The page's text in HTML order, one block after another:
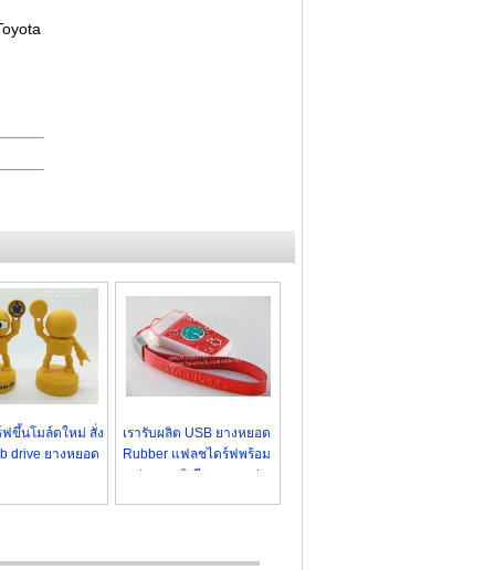
ขึ้นโมล์ดใหม่ สั่ง
drive ยางหยอด
เรารับผลิต USB ยางหยอด
Rubber แฟลชไดร์ฟพร้อม
กล่องอะลูมิเนียม ราคาส่ง